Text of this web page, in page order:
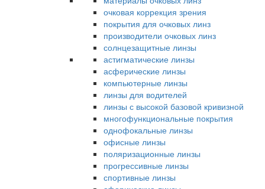
очковая коррекция зрения
покрытия для очковых линз
производители очковых линз
солнцезащитные линзы
астигматические линзы
асферические линзы
компьютерные линзы
линзы для водителей
линзы с высокой базовой кривизной
многофункциональные покрытия
однофокальные линзы
офисные линзы
поляризационные линзы
прогрессивные линзы
спортивные линзы